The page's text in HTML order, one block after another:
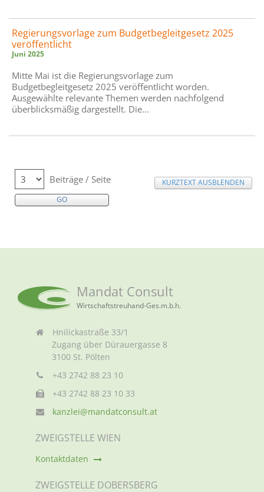
Regierungsvorlage zum Budgetbegleitgesetz 2025
veröffentlicht
Juni 2025
Mitte Mai ist die Regierungsvorlage zum
Budgetbegleitgesetz 2025 veröffentlicht worden.
Ausgewählte relevante Themen werden nachfolgend
überblicksmäßig dargestellt. Die...
Beiträge / Seite KURZTEXT AUSBLENDEN
Mandat Consult
Wirtschaftstreuhand-Ges.m.b.h.
Hnilickastraße 33/1
Zugang über Dürauergasse 8
3100 St. Pölten
+43 2742 88 23 10
+43 2742 88 23 10 33
kanzlei@mandatconsult.at
ZWEIGSTELLE WIEN
Kontaktdaten
ZWEIGSTELLE DOBERSBERG